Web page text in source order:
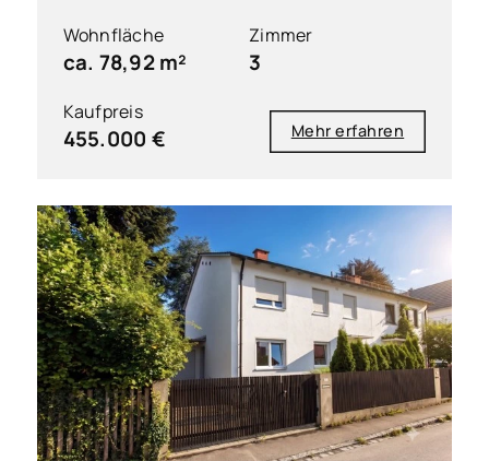
Wohnfläche
ca. 78,92 m²
Zimmer
3
Kaufpreis
455.000 € Mehr erfahren